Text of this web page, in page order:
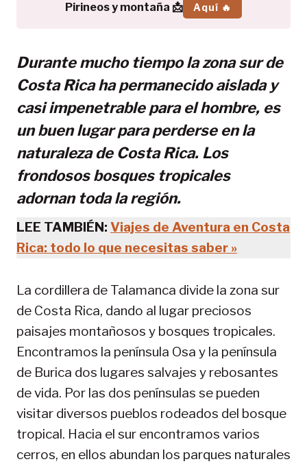
Pirineos y montaña 📩 Aquí 🔥
Durante mucho tiempo la zona sur de
Costa Rica ha permanecido aislada y
casi impenetrable para el hombre, es
un buen lugar para perderse en la
naturaleza de Costa Rica. Los
frondosos bosques tropicales
adornan toda la región.
LEE TAMBIÉN: Viajes de Aventura en Costa
Rica: todo lo que necesitas saber »
La cordillera de Talamanca divide la zona sur
de Costa Rica, dando al lugar preciosos
paisajes montañosos y bosques tropicales.
Encontramos la península Osa y la península
de Burica dos lugares salvajes y rebosantes
de vida. Por las dos penínsulas se pueden
visitar diversos pueblos rodeados del bosque
tropical. Hacia el sur encontramos varios
cerros, en ellos abundan los parques naturales